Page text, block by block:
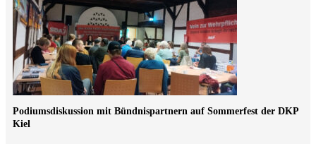
Podiumsdiskussion mit Bündnispartnern auf Sommerfest der DKP
Kiel